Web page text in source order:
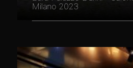
Milano 2023